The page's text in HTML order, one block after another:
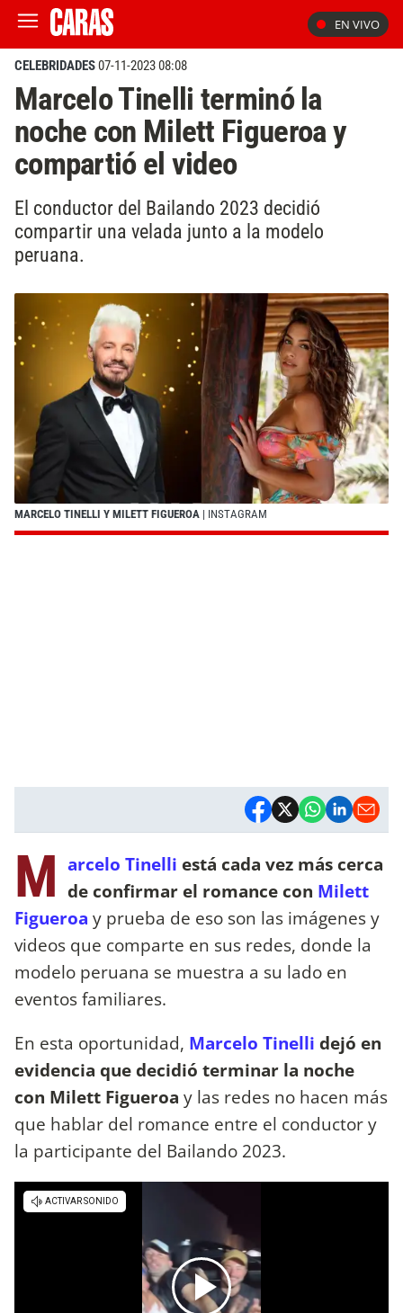
EN VIVO
CELEBRIDADES07-11-2023 08:08
Marcelo Tinelli terminó la
noche con Milett Figueroa y
compartió el video
El conductor del Bailando 2023 decidió
compartir una velada junto a la modelo
peruana.
MARCELO TINELLI Y MILETT FIGUEROA | INSTAGRAM
M arcelo Tinelli está cada vez más cerca
de confirmar el romance con Milett
Figueroa y prueba de eso son las imágenes y
videos que comparte en sus redes, donde la
modelo peruana se muestra a su lado en
eventos familiares.
En esta oportunidad, Marcelo Tinelli dejó en
evidencia que decidió terminar la noche
con Milett Figueroa y las redes no hacen más
que hablar del romance entre el conductor y
la participante del Bailando 2023.